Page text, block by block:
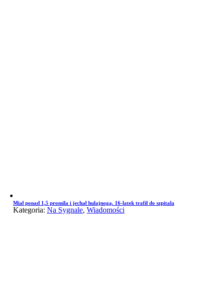
Miał ponad 1,5 promila i jechał hulajnogą. 16-latek trafił do szpitala
Kategoria: Na Sygnale, Wiadomości